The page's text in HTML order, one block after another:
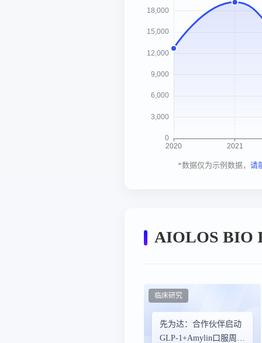
*数据仅为示例数据， 请
AIOLOS BIO
先为达：合作伙伴启动
GLP-1+Amylin口服周制
临床研究